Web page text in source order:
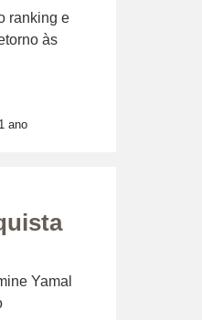
ranking e
às
ano
Yamal